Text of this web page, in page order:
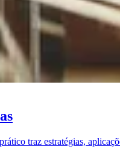
traz estratégias,